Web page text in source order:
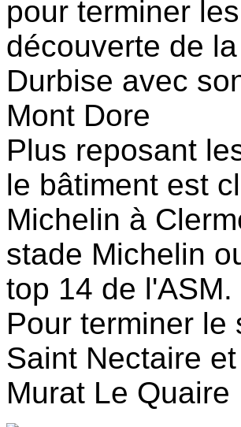
pour terminer
découverte de
Durbise avec
Mont Dore
Plus reposant
le bâtiment est
Michelin à
stade Michelin
top 14 de l'ASM.
Pour terminer le
Saint Nectaire
Murat Le Quaire